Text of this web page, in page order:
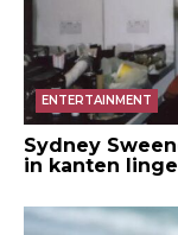
ENTERTAINMENT
Sydney
in kanten